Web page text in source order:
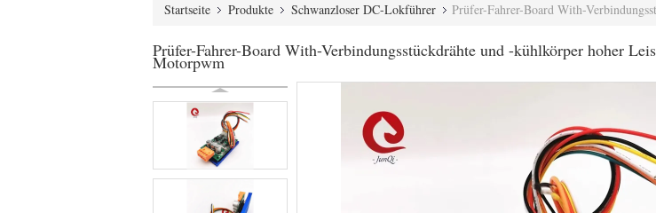
Startseite Produkte Schwanzloser DC-Lokführer Prüfer-Fahrer-Board With-Verbindungsstückdrähte
Prüfer-Fahrer-Board With-Verbindungsstückdrähte und -kühlkörper hoher
Motorpwm